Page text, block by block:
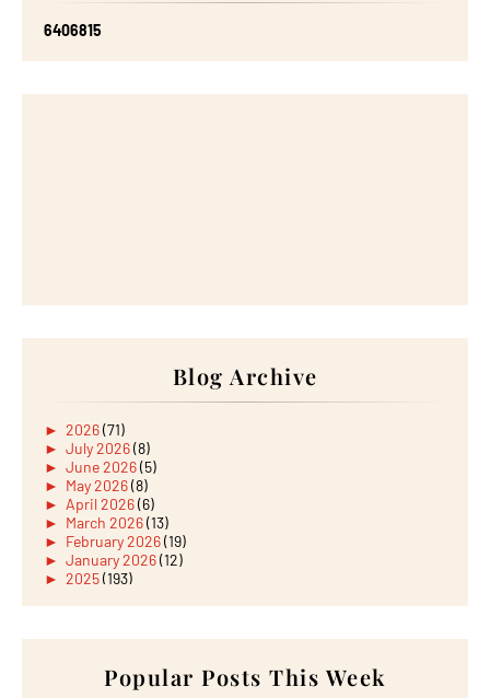
6406815
Blog Archive
► 2026(71)
► July 2026(8)
► June 2026(5)
► May 2026(8)
► April 2026(6)
► March 2026(13)
► February 2026(19)
► January 2026(12)
► 2025(193)
August 2025(18)
July 2025(15)
Popular Posts This Week